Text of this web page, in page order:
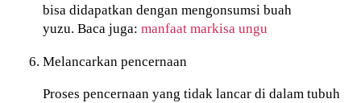
bisa didapatkan dengan mengonsumsi buah
yuzu. Baca juga:manfaat markisa ungu
Melancarkan pencernaan
Proses pencernaan yang tidak lancar di dalam tubuh